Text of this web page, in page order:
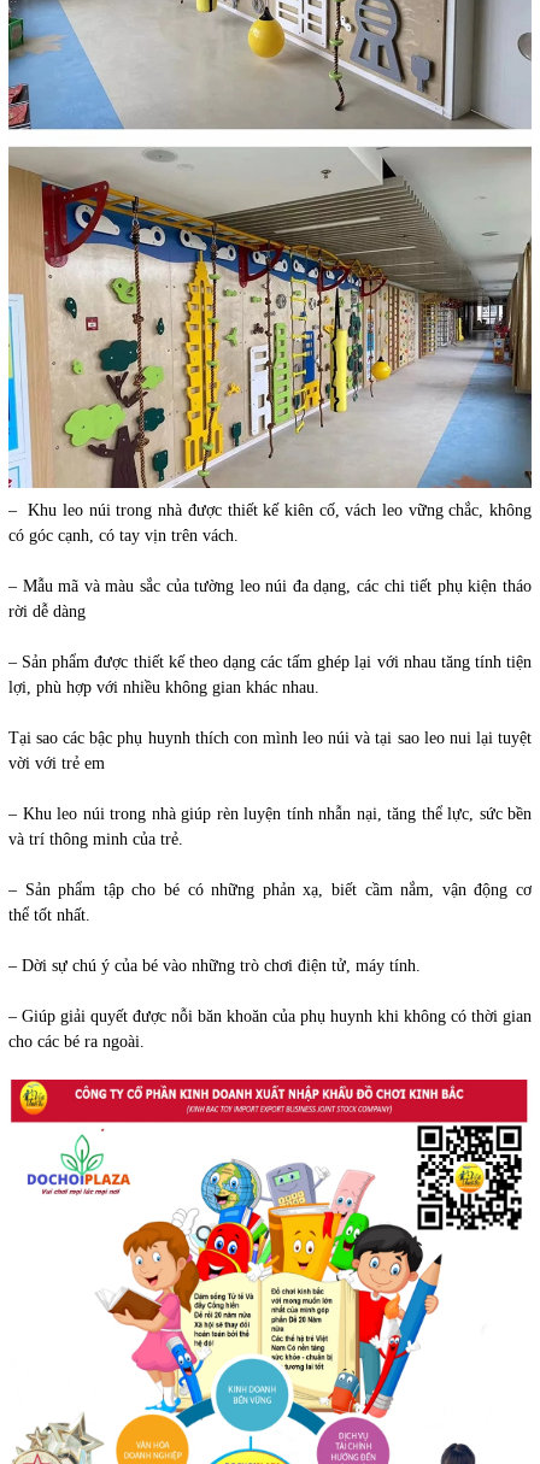
–Khu leo núi trong nhà được thiết kế kiên cố, vách leo vững chắc, không
có góc cạnh, có tay vịn trên vách.
– Mẫu mã và màu sắc của tường leo núi đa dạng, các chi tiết phụ kiện tháo
rời dễ dàng
– Sản phẩm được thiết kế theo dạng các tấm ghép lại với nhau tăng tính tiện
lợi, phù hợp với nhiều không gian khác nhau.
Tại sao các bậc phụ huynh thích con mình leo núi và tại sao leo nui lại tuyệt
vời với trẻ em
– Khu leo núi trong nhàgiúp rèn luyện tính nhẫn nại, tăng thể lực, sức bền
và trí thông minh của trẻ.
– Sản phẩm tập cho bé có những phản xạ, biết cầm nắm, vận động cơ
thể tốt nhất.
– Dời sự chú ý của bé vào những trò chơi điện tử, máy tính.
– Giúp giải quyết được nỗi băn khoăn của phụ huynh khi không có thời gian
cho các bé ra ngoài.